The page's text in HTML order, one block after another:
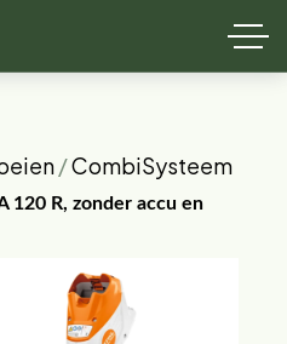
/CombiSysteem
120 R, zonder accu en